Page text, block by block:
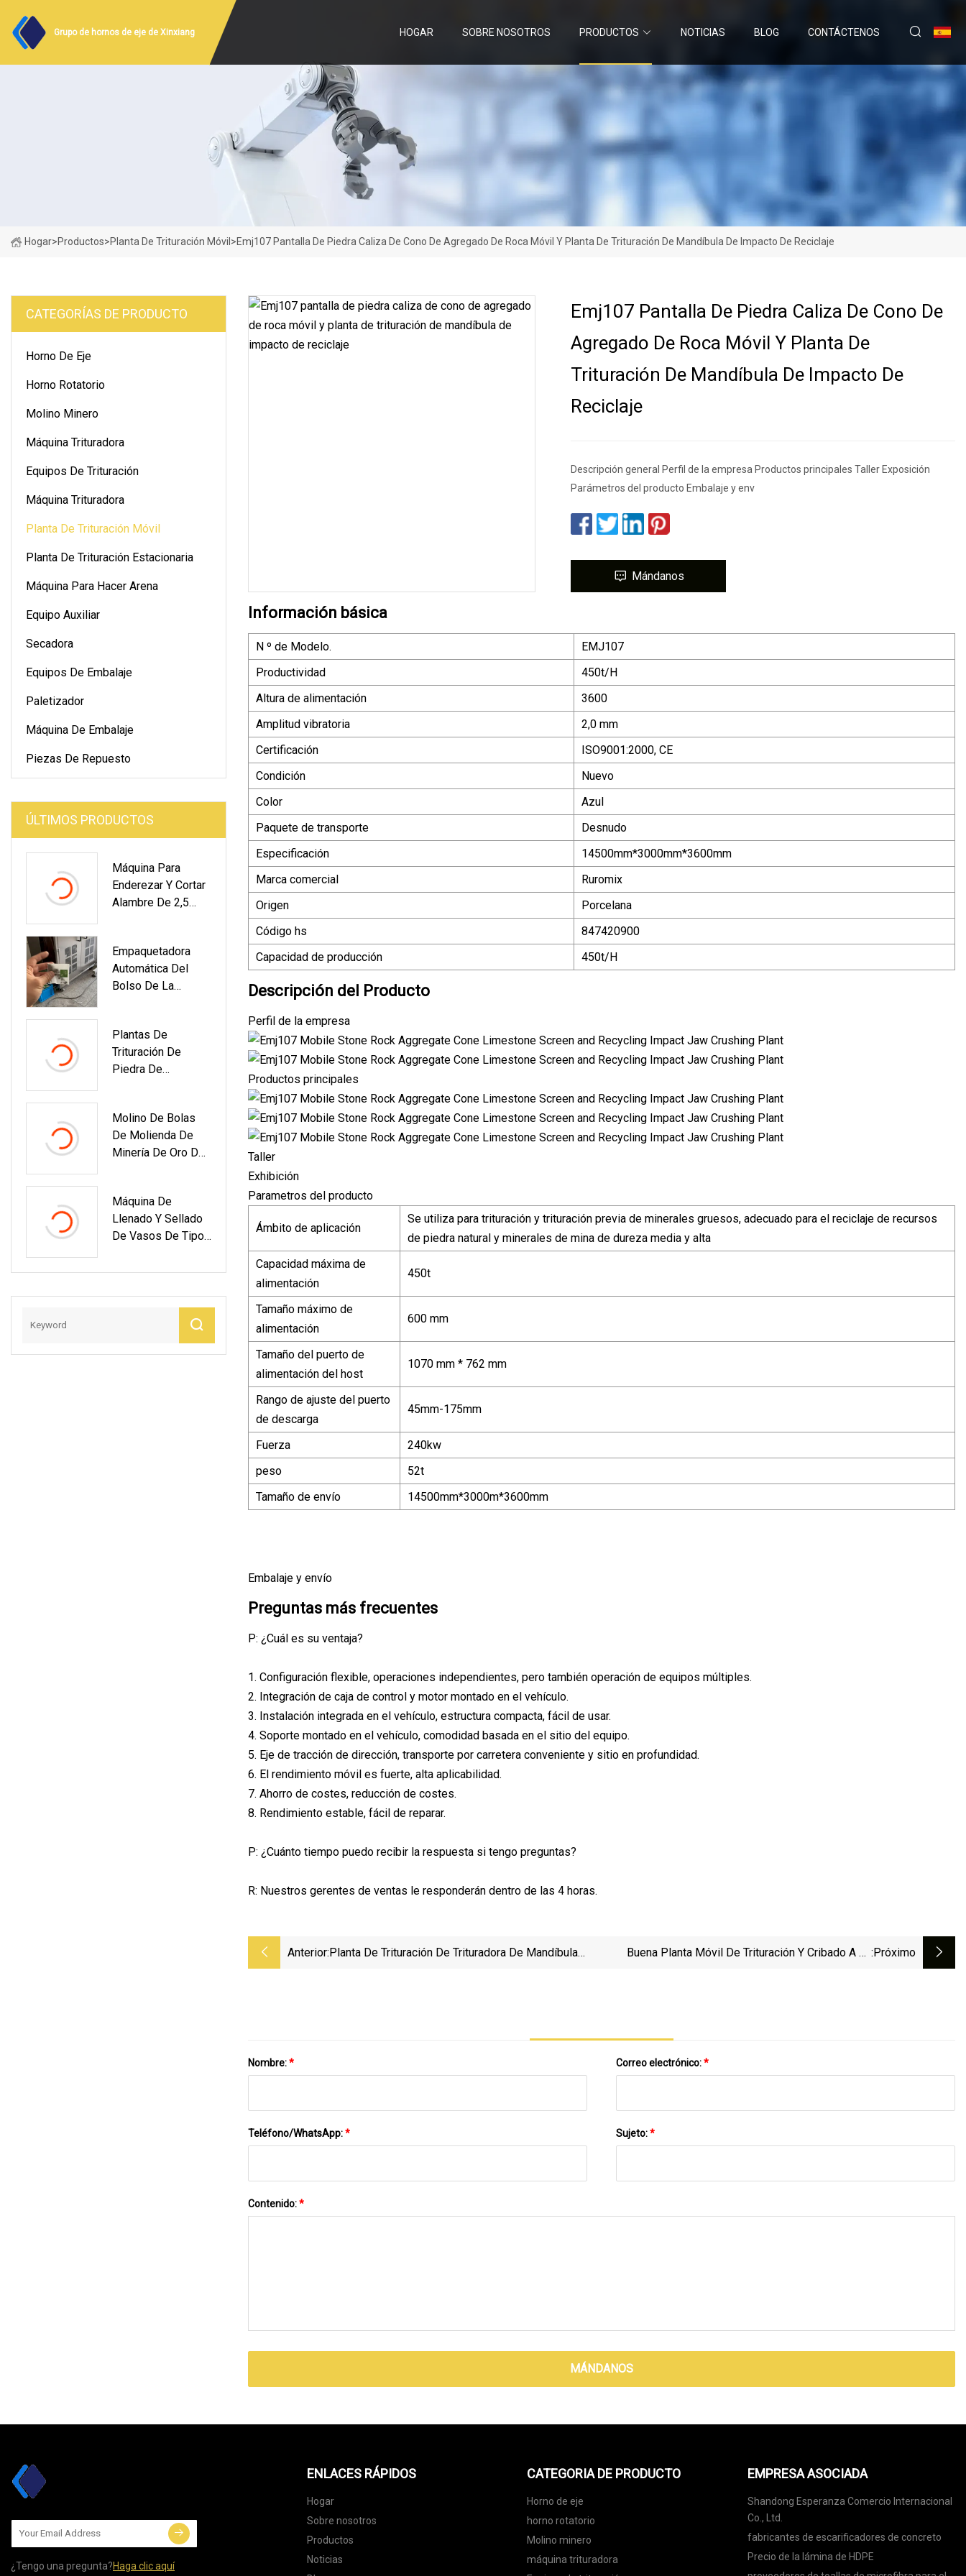
Grupo de hornos de eje de Xinxiang HOGAR SOBRE NOSOTROS PRODUCTOS NOTICIAS BLOG CONTÁCTENOS
Hogar>Productos>Planta De Trituración Móvil >Emj107 Pantalla De Piedra Caliza De Cono De Agregado De Roca Móvil Y Planta De Trituración De Mandíbula De Impacto De Reciclaje
CATEGORÍAS DE PRODUCTO
Horno De Eje
Horno Rotatorio
Molino Minero
Máquina Trituradora
Equipos De Trituración
Máquina Trituradora
Planta De Trituración Móvil
Planta De Trituración Estacionaria
Máquina Para Hacer Arena
Equipo Auxiliar
Secadora
Equipos De Embalaje
Paletizador
Máquina De Embalaje
Piezas De Repuesto
ÚLTIMOS PRODUCTOS
Máquina Para
Enderezar Y Cortar
Alambre De 2,5
Para La Máquina
De Soldadura De
Malla
Empaquetadora
Automática Del
Bolso De La
Napoleón De La
Venta Caliente
Plantas De
Trituración De
Piedra De
40-60 Tph
Molino De Bolas
De Molienda De
Minería De Oro De
Con Precio De
Fábrica De China
Máquina De
Llenado Y Sellado
De Vasos De Tipo
Llenado Y Sellado
Emj107 Pantalla De Piedra Caliza De Cono De
Agregado De Roca Móvil Y Planta De
Trituración De Mandíbula De Impacto De
Reciclaje
Descripción general Perfil de la empresa Productos principales Taller Exposición
Parámetros del producto Embalaje y env
Mándanos
Información básica
N º de Modelo.
EMJ107
Productividad
450t/H
Altura de alimentación
3600
Amplitud vibratoria
2,0 mm
Certificación
ISO9001:2000, CE
Condición
Nuevo
Color
Azul
Paquete de transporte
Desnudo
Especificación
14500mm*3000mm*3600mm
Marca comercial
Ruromix
Origen
Porcelana
Código hs
847420900
Capacidad de producción
450t/H
Descripción del Producto
Perfil de la empresa
Productos principales
Taller
Exhibición
Parametros del producto
Ámbito de aplicación
Se utiliza para trituración y trituración previa de minerales gruesos, adecuado para el reciclaje de recursos
de piedra natural y minerales de mina de dureza media y alta
Capacidad máxima de
alimentación
450t
Tamaño máximo de
alimentación
600 mm
Tamaño del puerto de
alimentación del host
1070 mm * 762 mm
Rango de ajuste del puerto
de descarga
45mm-175mm
Fuerza
240kw
peso
52t
Tamaño de envío
14500mm*3000m*3600mm
Embalaje y envío
Preguntas más frecuentes
P: ¿Cuál es su ventaja?
1. Configuración flexible, operaciones independientes, pero también operación de equipos múltiples.
2. Integración de caja de control y motor montado en el vehículo.
3. Instalación integrada en el vehículo, estructura compacta, fácil de usar.
4. Soporte montado en el vehículo, comodidad basada en el sitio del equipo.
5. Eje de tracción de dirección, transporte por carretera conveniente y sitio en profundidad.
6. El rendimiento móvil es fuerte, alta aplicabilidad.
7. Ahorro de costes, reducción de costes.
8. Rendimiento estable, fácil de reparar.
P: ¿Cuánto tiempo puedo recibir la respuesta si tengo preguntas?
R: Nuestros gerentes de ventas le responderán dentro de las 4 horas.
Anterior:Planta De Trituración De Trituradora De Mandíbula
Buena Planta Móvil De Trituración Y Cribado A La :próximo
Nombre:* Correo electrónico:*
Teléfono/WhatsApp:* Sujeto:*
Contenido:*
MÁNDANOS
¿Tengo una pregunta?Haga clic aquí
ENLACES RÁPIDOS
Hogar
Sobre nosotros
Productos
Noticias
CATEGORIA DE PRODUCTO
Horno de eje
horno rotatorio
Molino minero
máquina trituradora
EMPRESA ASOCIADA
Shandong Esperanza Comercio Internacional
Co., Ltd.
fabricantes de escarificadores de concreto
Precio de la lámina de HDPE